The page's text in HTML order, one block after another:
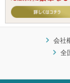
会社
全